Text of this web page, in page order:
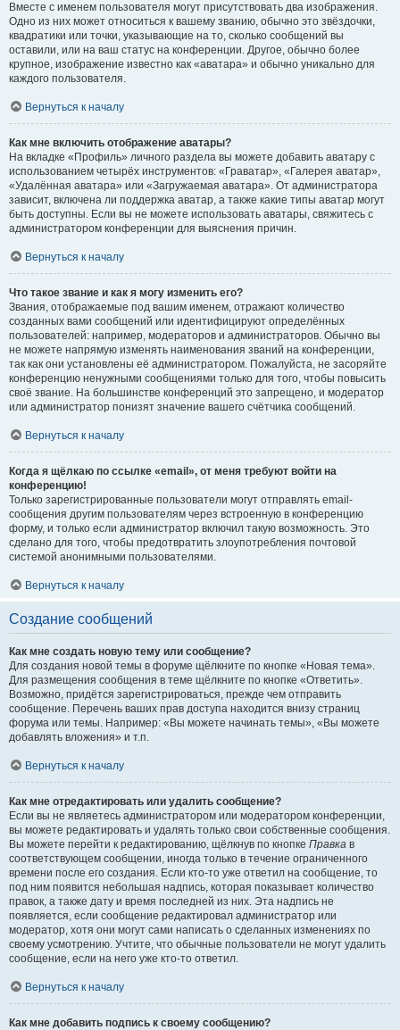
Вместе с именем пользователя могут присутствовать два изображения.
Одно из них может относиться к вашему званию, обычно это звёздочки,
квадратики или точки, указывающие на то, сколько сообщений вы
оставили, или на ваш статус на конференции. Другое, обычно более
крупное, изображение известно как «аватара» и обычно уникально для
каждого пользователя.
Вернуться к началу
Как мне включить отображение аватары?
На вкладке «Профиль» личного раздела вы можете добавить аватару с
использованием четырёх инструментов: «Граватар», «Галерея аватар»,
«Удалённая аватара» или «Загружаемая аватара». От администратора
зависит, включена ли поддержка аватар, а также какие типы аватар могут
быть доступны. Если вы не можете использовать аватары, свяжитесь с
администратором конференции для выяснения причин.
Вернуться к началу
Что такое звание и как я могу изменить его?
Звания, отображаемые под вашим именем, отражают количество
созданных вами сообщений или идентифицируют определённых
пользователей: например, модераторов и администраторов. Обычно вы
не можете напрямую изменять наименования званий на конференции,
так как они установлены её администратором. Пожалуйста, не засоряйте
конференцию ненужными сообщениями только для того, чтобы повысить
своё звание. На большинстве конференций это запрещено, и модератор
или администратор понизят значение вашего счётчика сообщений.
Вернуться к началу
Когда я щёлкаю по ссылке «email», от меня требуют войти на
конференцию!
Только зарегистрированные пользователи могут отправлять email-
сообщения другим пользователям через встроенную в конференцию
форму, и только если администратор включил такую возможность. Это
сделано для того, чтобы предотвратить злоупотребления почтовой
системой анонимными пользователями.
Вернуться к началу
Создание сообщений
Как мне создать новую тему или сообщение?
Для создания новой темы в форуме щёлкните по кнопке «Новая тема».
Для размещения сообщения в теме щёлкните по кнопке «Ответить».
Возможно, придётся зарегистрироваться, прежде чем отправить
сообщение. Перечень ваших прав доступа находится внизу страниц
форума или темы. Например: «Вы можете начинать темы», «Вы можете
добавлять вложения» и т.п.
Вернуться к началу
Как мне отредактировать или удалить сообщение?
Если вы не являетесь администратором или модератором конференции,
вы можете редактировать и удалять только свои собственные сообщения.
Вы можете перейти к редактированию, щёлкнув по кнопке Правка в
соответствующем сообщении, иногда только в течение ограниченного
времени после его создания. Если кто-то уже ответил на сообщение, то
под ним появится небольшая надпись, которая показывает количество
правок, а также дату и время последней из них. Эта надпись не
появляется, если сообщение редактировал администратор или
модератор, хотя они могут сами написать о сделанных изменениях по
своему усмотрению. Учтите, что обычные пользователи не могут удалить
сообщение, если на него уже кто-то ответил.
Вернуться к началу
Как мне добавить подпись к своему сообщению?